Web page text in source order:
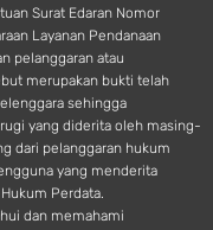
Surat Edaran Nomor
Layanan Pendanaan
pelanggaran atau
merupakan bukti telah
sehingga
yang diderita oleh masing-
dari pelanggaran hukum
yang menderita
Perdata.
dan memahami